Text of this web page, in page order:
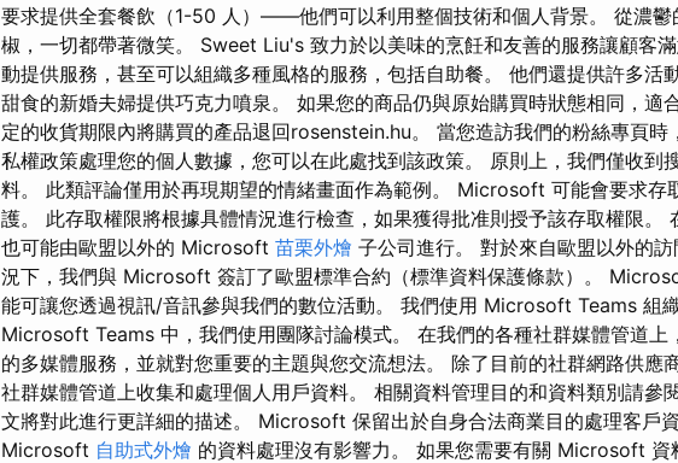
要求提供全套餐飲（1-50 人）——他們可以利用整個技術和個人背景。 從濃鬱
椒，一切都帶著微笑。 Sweet Liu's 致力於以美味的烹飪和友善的服務讓顧客
動提供服務，甚至可以組織多種風格的服務，包括自助餐。 他們還提供許多活
甜食的新婚夫婦提供巧克力噴泉。 如果您的商品仍與原始購買時狀態相同，適
定的收貨期限內將購買的產品退回rosenstein.hu。 當您造訪我們的粉絲專頁
私權政策處理您的個人數據，您可以在此處找到該政策。 原則上，我們僅收到
料。 此類評論僅用於再現期望的情緒畫面作為範例。 Microsoft 可能會要求存
護。 此存取權限將根據具體情況進行檢查，如果獲得批准則授予該存取權限。
也可能由歐盟以外的 Microsoft 苗栗外燴 子公司進行。 對於來自歐盟以外的
況下，我們與 Microsoft 簽訂了歐盟標準合約（標準資料保護條款）。
能可讓您透過視訊/音訊參與我們的數位活動。 我們使用 Microsoft Teams 組
Microsoft Teams 中，我們使用團隊討論模式。 在我們的各種社群媒體管道上
的多媒體服務，並就對您重要的主題與您交流想法。 除了目前的社群網路供應
社群媒體管道上收集和處理個人用戶資料。 相關資料管理目的和資料類別請參
文將對此進行更詳細的描述。 Microsoft 保留出於自身合法商業目的處理客戶
Microsoft 自助式外燴 的資料處理沒有影響力。 如果您需要有關 Microsoft 資